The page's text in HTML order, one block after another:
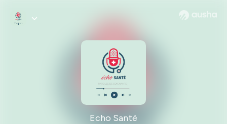
Echo Santé